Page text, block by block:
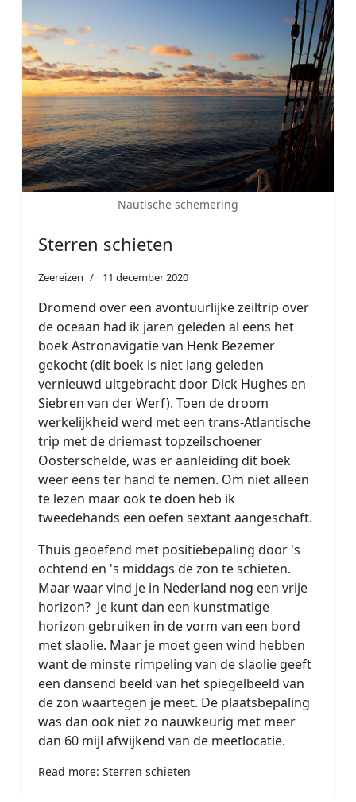
Nautische schemering
Sterren schieten
Zeereizen 11 december 2020
Dromend over een avontuurlijke zeiltrip over
de oceaan had ik jaren geleden al eens het
boek Astronavigatie van Henk Bezemer
gekocht (dit boek is niet lang geleden
vernieuwd uitgebracht door Dick Hughes en
Siebren van der Werf). Toen de droom
werkelijkheid werd met een trans-Atlantische
trip met de driemast topzeilschoener
Oosterschelde, was er aanleiding dit boek
weer eens ter hand te nemen. Om niet alleen
te lezen maar ook te doen heb ik
tweedehands een oefen sextant aangeschaft.
Thuis geoefend met positiebepaling door 's
ochtend en 's middags de zon te schieten.
Maar waar vind je in Nederland nog een vrije
horizon? Je kunt dan een kunstmatige
horizon gebruiken in de vorm van een bord
met slaolie. Maar je moet geen wind hebben
want de minste rimpeling van de slaolie geeft
een dansend beeld van het spiegelbeeld van
de zon waartegen je meet. De plaatsbepaling
was dan ook niet zo nauwkeurig met meer
dan 60 mijl afwijkend van de meetlocatie.
Read more: Sterren schieten